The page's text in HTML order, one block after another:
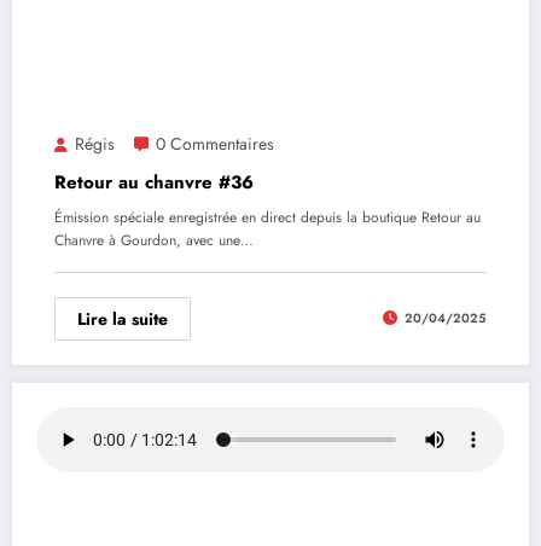
Régis 0 Commentaires
Retour au chanvre #36
Émission spéciale enregistrée en direct depuis la boutique Retour au
Chanvre à Gourdon, avec une…
Lire la suite 20/04/2025